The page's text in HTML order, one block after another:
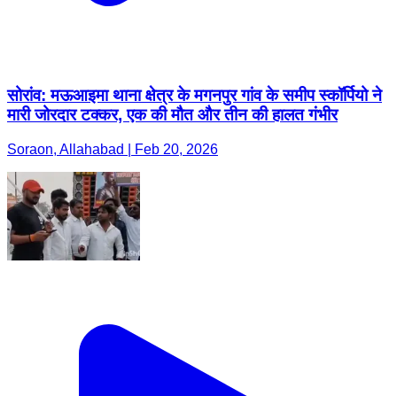
सोरांव: मऊआइमा थाना क्षेत्र के मगनपुर गांव के समीप स्कॉर्पियो ने
मारी जोरदार टक्कर, एक की मौत और तीन की हालत गंभीर
Soraon, Allahabad | Feb 20, 2026